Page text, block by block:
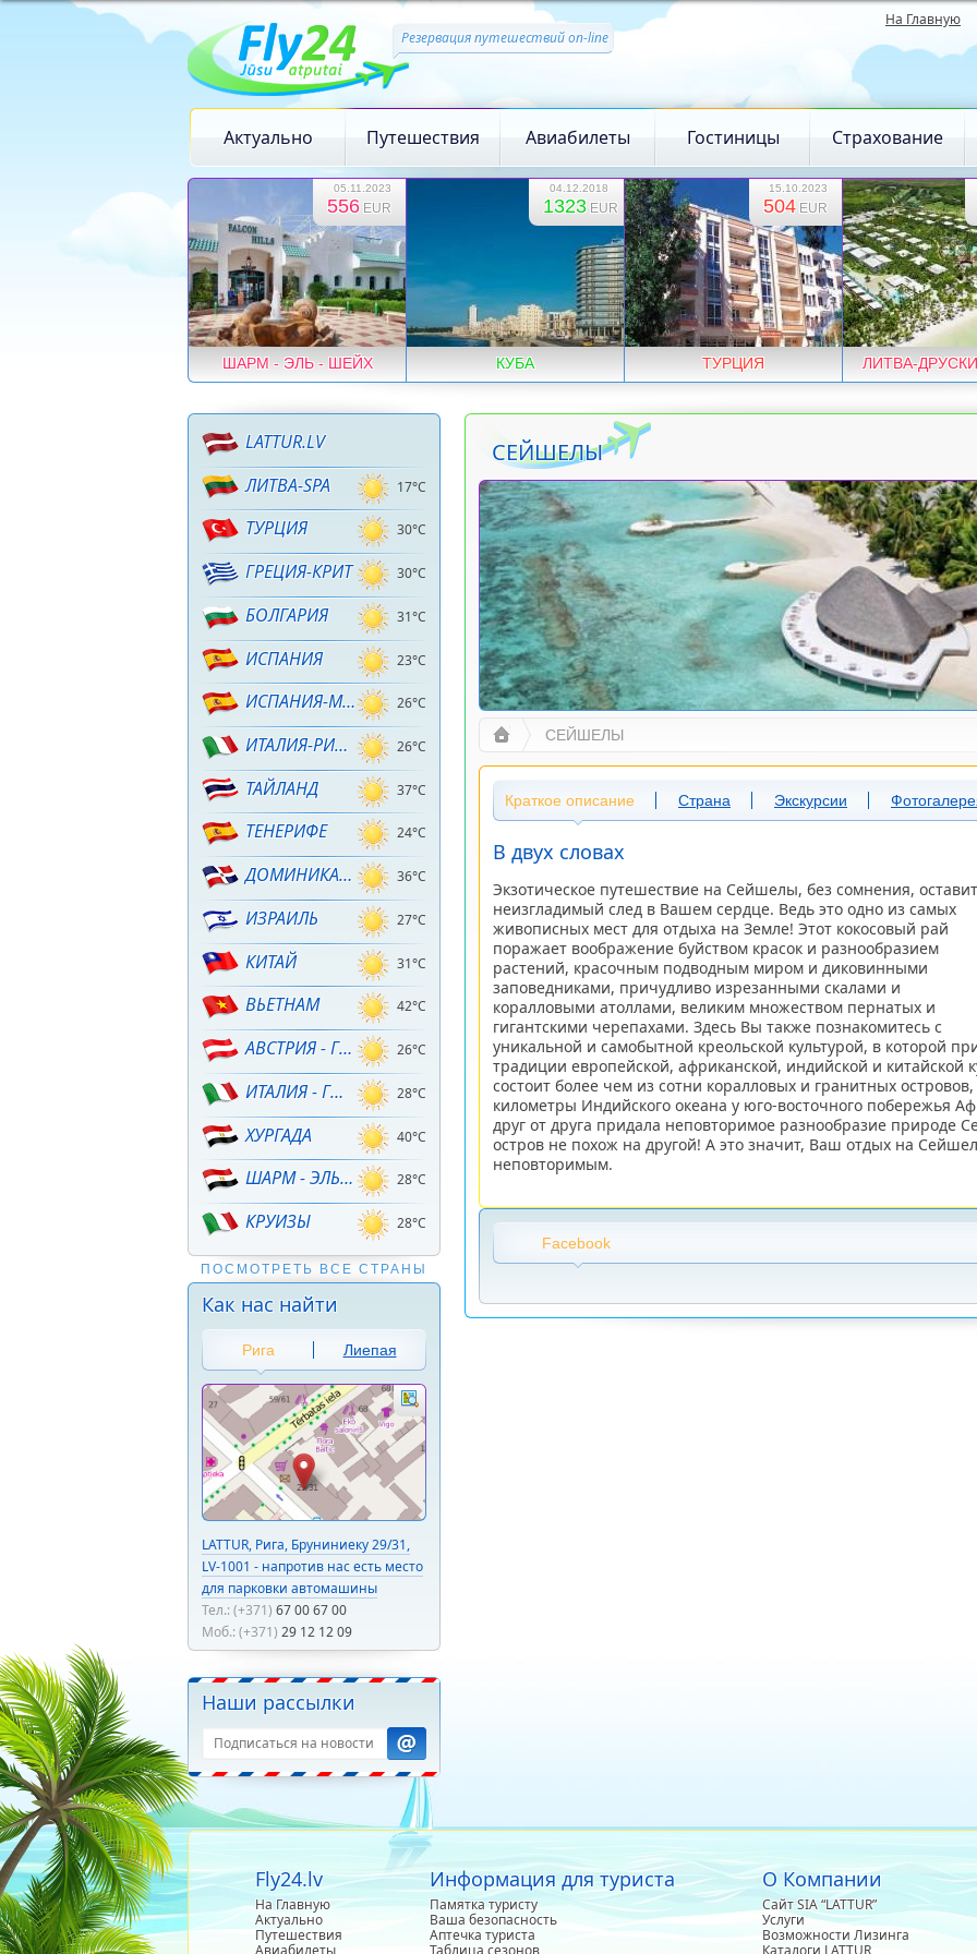
Резервация путешествий on-line
На Главную
Актуально Путешествия Авиабилеты Гостиницы Страхование
05.11.2023
556 EUR
ШАРМ - ЭЛЬ - ШЕЙХ
04.12.2018
1323 EUR
КУБА
15.10.2023
504 EUR
ТУРЦИЯ ЛИТВА-
LATTUR.LV
17°C
ЛИТВА-SPA
30°C
ТУРЦИЯ
30°C
ГРЕЦИЯ-КРИТ
31°C
БОЛГАРИЯ
23°C
ИСПАНИЯ
26°C
ИСПАНИЯ-МАЙОРКА
26°C
ИТАЛИЯ-РИМИНИ
37°C
ТАЙЛАНД
24°C
ТЕНЕРИФЕ
36°C
ДОМИНИКАНА
27°C
ИЗРАИЛЬ
31°C
КИТАЙ
42°C
ВЬЕТНАМ
26°C
АВСТРИЯ - ГОРНЫЕ ЛЫЖИ!
28°C
ИТАЛИЯ - ГОРНЫЕ ЛЫЖИ
40°C
ХУРГАДА
28°C
ШАРМ - ЭЛЬ - ШЕЙХ
28°C
КРУИЗЫ
ПОСМОТРЕТЬ ВСЕ СТРАНЫ
Как нас найти
Рига Лиепая
LATTUR, Рига, Бруниниеку 29/31,
LV-1001 - напротив нас есть место
для парковки автомашины
Тел.: (+371) 67 00 67 00
Моб.: (+371) 29 12 12 09
Наши рассылки
СЕЙШЕЛЫ
СЕЙШЕЛЫ
Краткое описание Страна Экскурсии
В двух словах
Экзотическое путешествие на Сейшелы, без сомнения, оставит
неизгладимый след в Вашем сердце. Ведь это одно из самых
живописных мест для отдыха на Земле! Этот кокосовый рай
поражает воображение буйством красок и разнообразием
растений, красочным подводным миром и диковинными
заповедниками, причудливо изрезанными скалами и
коралловыми атоллами, великим множеством пернатых и
гигантскими черепахами. Здесь Вы также познакомитесь с
уникальной и самобытной креольской культурой, в которой
традиции европейской, африканской, индийской и китайской
состоит более чем из сотни коралловых и гранитных
километры Индийского океана у юго-восточного побережья
друг от друга придала неповторимое разнообразие природе
остров не похож на другой! А это значит, Ваш отдых на
неповторимым.
Facebook
Fly24.lv
На Главную
Актуально
Путешествия
Авиабилеты
Информация для туриста
Памятка туристу
Ваша безопасность
Аптечка туриста
Таблица сезонов
О Компании
Сайт SIA “LATTUR”
Услуги
Возможности Лизинга
Каталоги LATTUR